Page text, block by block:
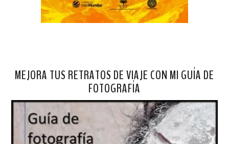
MEJORA TUS RETRATOS DE VIAJE CON MI GUÍA DE
FOTOGRAFÍA